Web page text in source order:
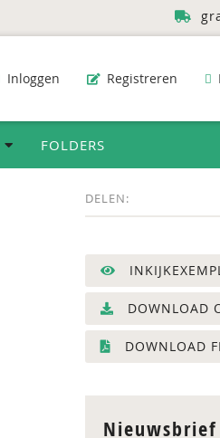
Inloggen Registreren
FOLDERS
DELEN:
DOWNLOAD
DOWNLOAD
Nieuwsbrief